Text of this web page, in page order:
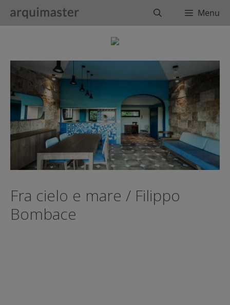
BuscarMenu
Fra cielo e mare / Filippo
Bombace